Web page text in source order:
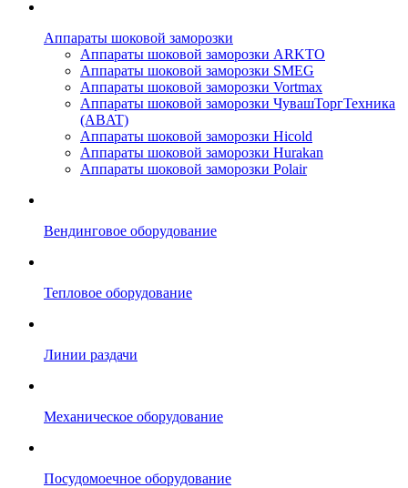
Аппараты шоковой заморозки
Аппараты шоковой заморозки ARKTO
Аппараты шоковой заморозки SMEG
Аппараты шоковой заморозки Vortmax
Аппараты шоковой заморозки ЧувашТоргТехника
(ABAT)
Аппараты шоковой заморозки Hicold
Аппараты шоковой заморозки Hurakan
Аппараты шоковой заморозки Polair
Вендинговое оборудование
Тепловое оборудование
Линии раздачи
Механическое оборудование
Посудомоечное оборудование